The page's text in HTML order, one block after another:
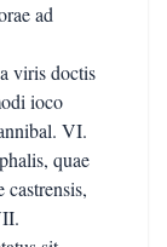
ad
viris doctis
ioco
VI.
quae